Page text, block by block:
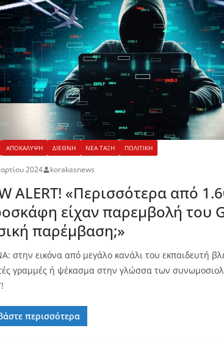
ΑΠΟΚΑΛΥΨΗ ΔΙΕΘΝΗ ΝΕΑ ΤΑΞΗ ΠΟΛΙΤΙΚΗ
2024 korakasnews
ALERT! «Περισσότερα από
είχαν παρεμβολή του
παρέμβαση;»
στην εικόνα από μεγάλο κανάλι του εκπαιδευτή
γραμμές ή ψέκασμα στην γλώσσα των
περισσότερα